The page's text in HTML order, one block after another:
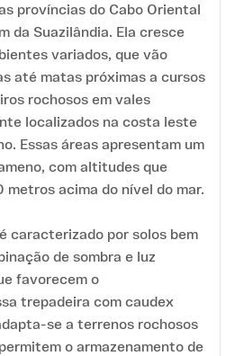
províncias do Cabo Oriental
da Suazilândia. Ela cresce
variados, que vão
até matas próximas a cursos
rochosos em vales
localizados na costa leste
Essas áreas apresentam um
com altitudes que
acima do nível do mar.
caracterizado por solos bem
de sombra e luz
favorecem o
trepadeira com caudex
se a terrenos rochosos
o armazenamento de